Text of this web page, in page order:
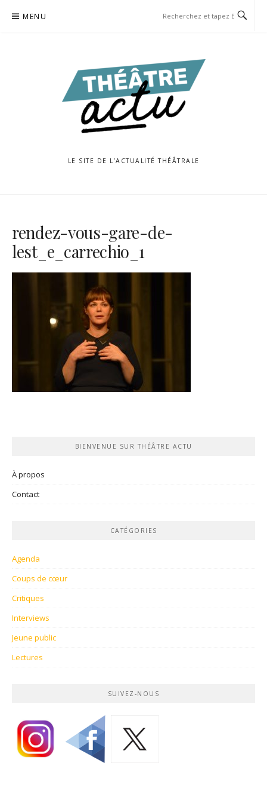
MENU
LE SITE DE L’ACTUALITÉ THÉÂTRALE
rendez-vous-gare-de-
lest_e_carrechio_1
BIENVENUE SUR THÉÂTRE ACTU
À propos
Contact
CATÉGORIES
Agenda
Coups de cœur
Critiques
Interviews
Jeune public
Lectures
SUIVEZ-NOUS